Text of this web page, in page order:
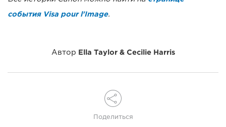
события Visa pour l'Image.
Автор Ella Taylor & Cecilie Harris
Поделиться